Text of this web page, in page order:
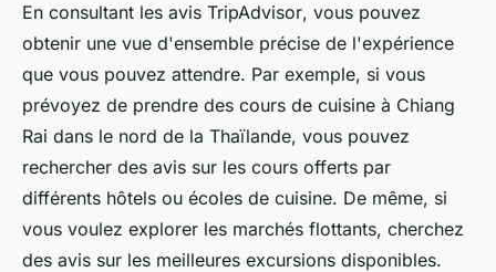
En consultant les avis TripAdvisor, vous pouvez
obtenir une vue d'ensemble précise de l'expérience
que vous pouvez attendre. Par exemple, si vous
prévoyez de prendre des cours de cuisine à Chiang
Rai dans le nord de la Thaïlande, vous pouvez
rechercher des avis sur les cours offerts par
différents hôtels ou écoles de cuisine. De même, si
vous voulez explorer les marchés flottants, cherchez
des avis sur les meilleures excursions disponibles.